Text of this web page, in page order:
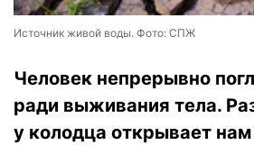
Источник живой воды. Фото: СПЖ
Человек непрерывно
ради выживания тела.
у колодца открывает